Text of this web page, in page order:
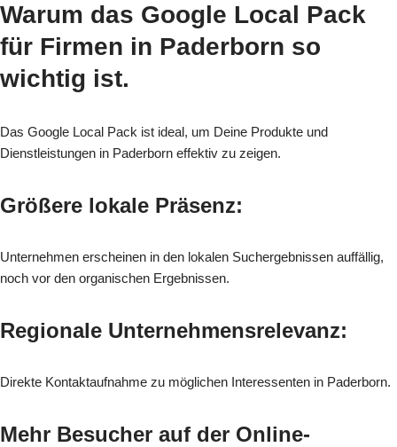
Warum das Google Local Pack
für Firmen in Paderborn so
wichtig ist.
Das Google Local Pack ist ideal, um Deine Produkte und
Dienstleistungen in Paderborn effektiv zu zeigen.
Größere lokale Präsenz:
Unternehmen erscheinen in den lokalen Suchergebnissen auffällig,
noch vor den organischen Ergebnissen.
Regionale Unternehmensrelevanz:
Direkte Kontaktaufnahme zu möglichen Interessenten in Paderborn.
Mehr Besucher auf der Online-